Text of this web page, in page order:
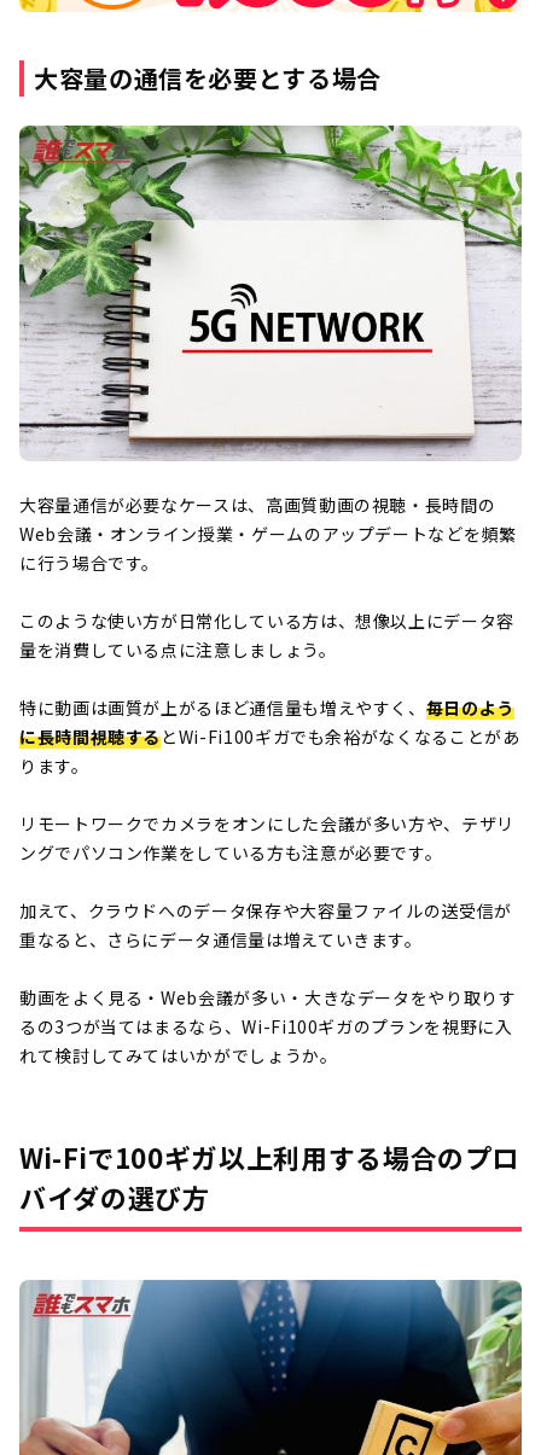
大容量の通信を必要とする場合
大容量通信が必要なケースは、高画質動画の視聴・長時間の
Web会議・オンライン授業・ゲームのアップデートなどを頻繁
に行う場合です。
このような使い方が日常化している方は、想像以上にデータ容
量を消費している点に注意しましょう。
特に動画は画質が上がるほど通信量も増えやすく、 毎日のよう
に長時間視聴するとWi-Fi100ギガでも余裕がなくなることがあ
ります。
リモートワークでカメラをオンにした会議が多い方や、テザリ
ングでパソコン作業をしている方も注意が必要です。
加えて、クラウドへのデータ保存や大容量ファイルの送受信が
重なると、さらにデータ通信量は増えていきます。
動画をよく見る・Web会議が多い・大きなデータをやり取りす
るの3つが当てはまるなら、Wi-Fi100ギガのプランを視野に入
れて検討してみてはいかがでしょうか。
Wi-Fiで100ギガ以上利用する場合のプロ
バイダの選び方